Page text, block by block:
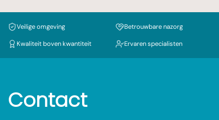
Veilige omgeving Betrouwbare nazorg
Kwaliteit boven kwantiteit Ervaren specialisten
Contact